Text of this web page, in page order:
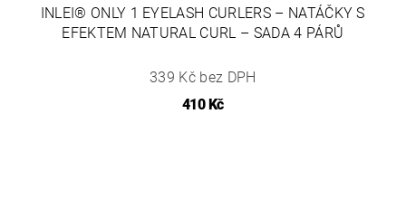
INLEI® ONLY 1 EYELASH CURLERS – NATÁČKY S
EFEKTEM NATURAL CURL – SADA 4 PÁRŮ
339 Kč bez DPH
410 Kč